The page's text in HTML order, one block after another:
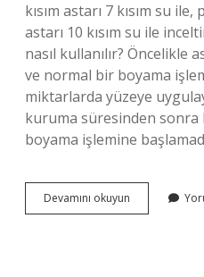
kısım astarı 7 kısım su
astarı 10 kısım su ile
nasıl kullanılır? Öncelikle
ve normal bir boyama
miktarlarda yüzeye
kuruma süresinden sonra
boyama işlemine
Devamını okuyun
Boyanın